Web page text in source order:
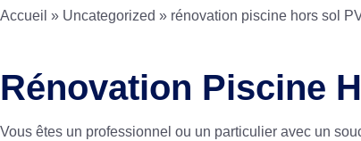
Accueil » Uncategorized » rénovation piscine hors sol
Rénovation Piscine
Vous êtes un professionnel ou un particulier avec un